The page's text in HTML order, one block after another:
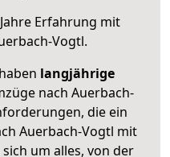
Erfahrung mit
Vogtl.
langjährige
nach Auerbach-
die ein
Auerbach-Vogtl mit
um alles, von der